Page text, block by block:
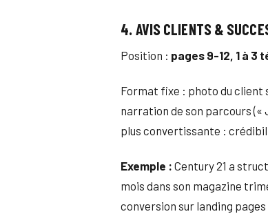
4. AVIS CLIENTS &
Position : pages 9-12, 1 à 3
Format fixe : photo du client
narration de son parcours («
plus convertissante :
Exemple : Century 21 a
mois dans son magazine
conversion sur landing